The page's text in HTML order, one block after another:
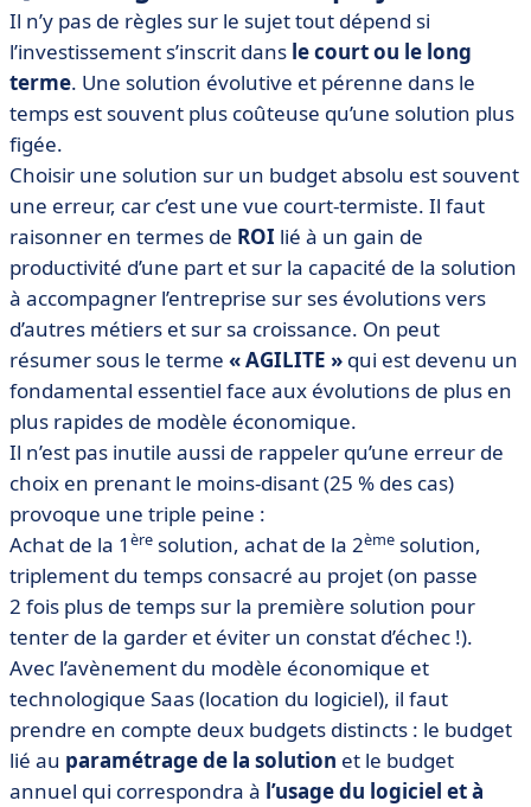
Il n’y pas de règles sur le sujet tout dépend si
l’investissement s’inscrit dans le court ou le long
terme. Une solution évolutive et pérenne dans le
temps est souvent plus coûteuse qu’une solution plus
figée.
Choisir une solution sur un budget absolu est souvent
une erreur, car c’est une vue court-termiste. Il faut
raisonner en termes de ROI lié à un gain de
productivité d’une part et sur la capacité de la solution
à accompagner l’entreprise sur ses évolutions vers
d’autres métiers et sur sa croissance. On peut
résumer sous le terme « AGILITE » qui est devenu un
fondamental essentiel face aux évolutions de plus en
plus rapides de modèle économique.
Il n’est pas inutile aussi de rappeler qu’une erreur de
choix en prenant le moins-disant (25 % des cas)
provoque une triple peine :
Achat de la 1 ère solution, achat de la 2ème solution,
triplement du temps consacré au projet (on passe
2 fois plus de temps sur la première solution pour
tenter de la garder et éviter un constat d’échec !).
Avec l’avènement du modèle économique et
technologique Saas (location du logiciel), il faut
prendre en compte deux budgets distincts : le budget
lié au paramétrage de la solution et le budget
annuel qui correspondra à l’usage du logiciel et à